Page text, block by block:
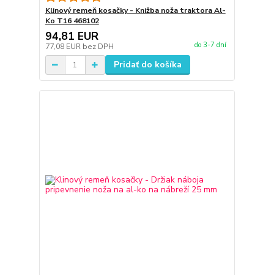
Klinový remeň kosačky - Knižba noža traktora Al-
Ko T16 468102
94,81 EUR
77,08 EUR bez DPH do 3-7 dní
Pridať do košíka